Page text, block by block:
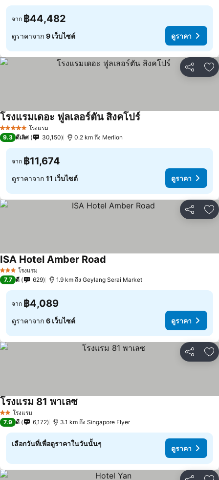
จาก ฿44,482
ดูราคาจาก 9 เว็บไซต์ ดูราคา
แชร์ เ
5 ดาว โรงแรม
โรงแรมเดอะ ฟูลเลอร์ตัน สิงคโปร์
9.3 ดีเลิศ 30,150 0.2 km ถึง Merlion
จาก ฿11,674
ดูราคาจาก 11 เว็บไซต์ ดูราคา
แชร์ เ
3 ดาว โรงแรม
ISA Hotel Amber Road
7.7 ดี 629 1.9 km ถึง Geylang Serai Market
จาก ฿4,089
ดูราคาจาก 6 เว็บไซต์ ดูราคา
แชร์ เ
2 ดาวโรงแรม
โรงแรม 81 พาเลซ
7.9 ดี 6,172 3.1 km ถึง Singapore Flyer
เลือกวันที่เพื่อดูราคาในวันนั้นๆ
ดูราคา